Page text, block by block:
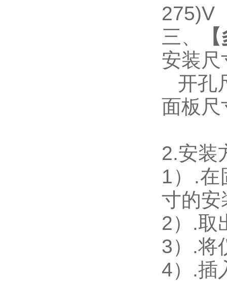
三、
【
安装尺
开孔
面板尺
2.安装
1 ）.
寸的安
2）.取
3）.将
4）.插